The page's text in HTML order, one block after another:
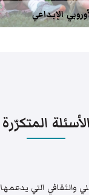
الإبداعي
الأسئلة المتكرّرة
والثقافي التي